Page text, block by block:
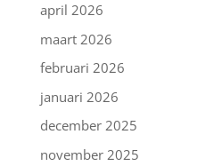
april 2026
maart 2026
februari 2026
januari 2026
december 2025
november 2025